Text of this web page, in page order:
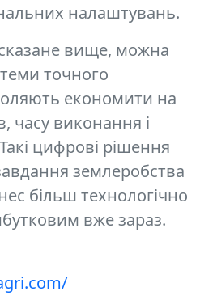
налаштувань.
вище, можна
точного
економити на
часу виконання і
цифрові рішення
землеробства
більш технологічно
вже зараз.